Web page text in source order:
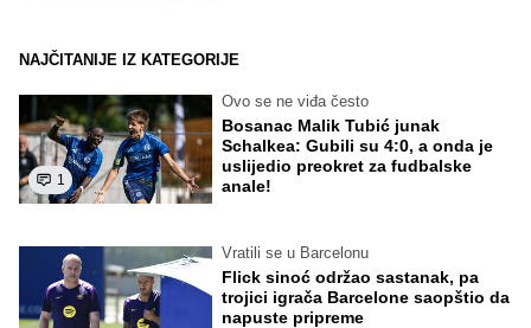
NAJČITANIJE IZ KATEGORIJE
1
Ovo se ne viđa često
Bosanac Malik Tubić junak
Schalkea: Gubili su 4:0, a onda je
uslijedio preokret za fudbalske
anale!
Vratili se u Barcelonu
Flick sinoć održao sastanak, pa
trojici igrača Barcelone saopštio da
napuste pripreme